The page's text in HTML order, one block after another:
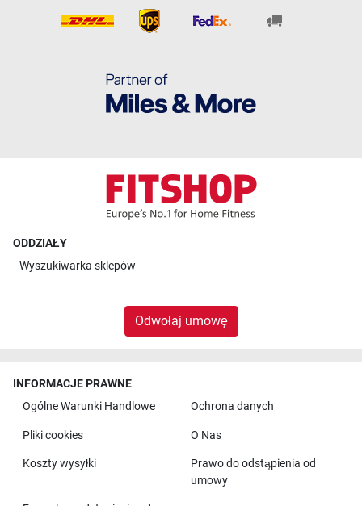
ODDZIAŁY
Wyszukiwarka sklepów
Odwołaj umowę
INFORMACJE PRAWNE
Ogólne Warunki Handlowe
Ochrona danych
Pliki cookies O Nas
Koszty wysyłki
Prawo do odstąpienia od
umowy